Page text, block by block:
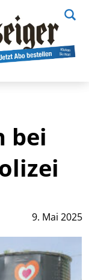
9. Mai 2025
bei